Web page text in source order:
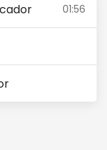
01:56